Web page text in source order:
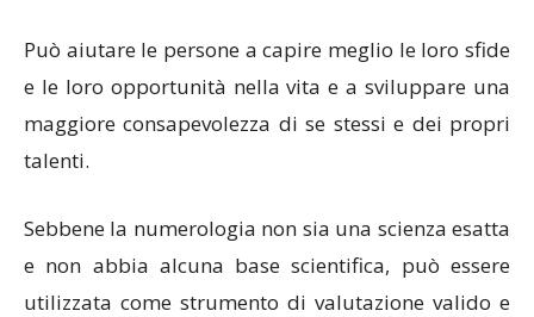
Può aiutare le persone a capire meglio le loro sfide
e le loro opportunità nella vita e a sviluppare una
maggiore consapevolezza di se stessi e dei propri
talenti.
Sebbene la numerologia non sia una scienza esatta
e non abbia alcuna base scientifica, può essere
utilizzata come strumento di valutazione valido e